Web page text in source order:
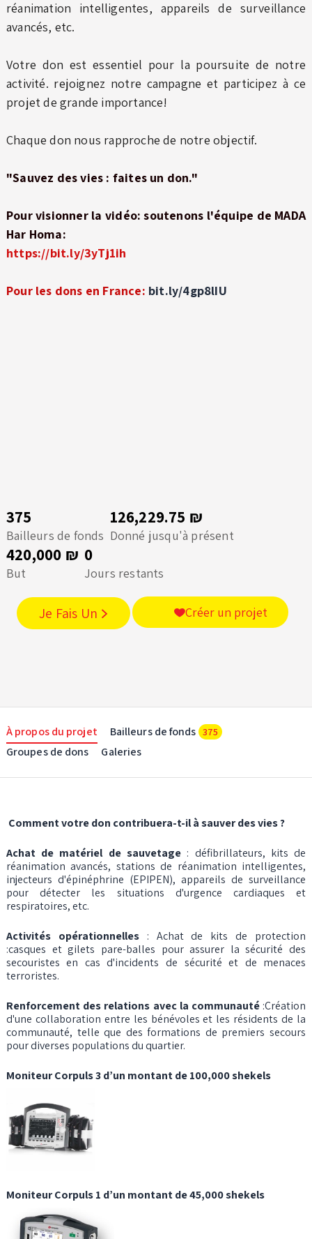
réanimation intelligentes, appareils de surveillance
avancés, etc.
Votre don est essentiel pour la poursuite de notre
activité. rejoignez notre campagne et participez à ce
projet de grande importance!
Chaque don nous rapproche de notre objectif.
"Sauvez des vies : faites un don."
Pour visionner la vidéo: soutenons l'équipe de MADA
Har Homa:
https://bit.ly/3yTj1ih
Pour les dons en France: bit.ly/4gp8lIU
375
Bailleurs de fonds
126,229.75 ₪
Donné jusqu'à présent
420,000 ₪
But
0
Jours restants
Je Fais Un Créer un projet
À propos du projet Bailleurs de fonds 375
Groupes de dons Galeries
Comment votre don contribuera-t-il à sauver des vies ?
Achat de matériel de sauvetage : défibrillateurs, kits de
réanimation avancés, stations de réanimation intelligentes,
injecteurs d'épinéphrine (EPIPEN), appareils de surveillance
pour détecter les situations d'urgence cardiaques et
respiratoires, etc.
Activités opérationnelles: Achat de kits de protection
:casques et gilets pare-balles pour assurer la sécurité des
secouristes en cas d'incidents de sécurité et de menaces
terroristes.
Renforcement des relations avec la communauté:Création
d'une collaboration entre les bénévoles et les résidents de la
communauté, telle que des formations de premiers secours
pour diverses populations du quartier.
Moniteur Corpuls 3 d’un montant de 100,000 shekels
Moniteur Corpuls 1 d’un montant de 45,000 shekels